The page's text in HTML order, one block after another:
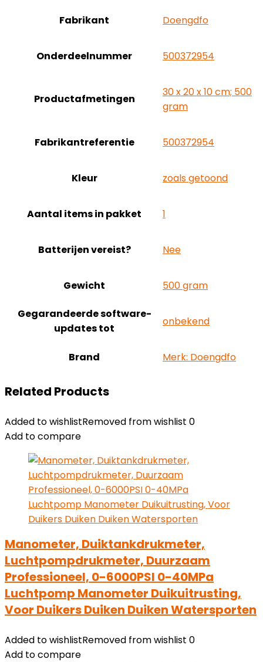
Fabrikant ‎Doengdfo
Onderdeelnummer ‎500372954
Productafmetingen
‎30 x 20 x 10 cm; 500
gram
Fabrikantreferentie ‎500372954
Kleur ‎zoals getoond
Aantal items in pakket ‎1
Batterijen vereist? ‎Nee
Gewicht ‎500 gram
Gegarandeerde software-
updates tot
‎onbekend
Brand Merk: Doengdfo
Related Products
Added to wishlistRemoved from wishlist 0
Add to compare
Manometer, Duiktankdrukmeter,
Luchtpompdrukmeter, Duurzaam
Professioneel, 0-6000PSI 0-40MPa
Luchtpomp Manometer Duikuitrusting,
Voor Duikers Duiken Duiken Watersporten
Added to wishlistRemoved from wishlist 0
Add to compare